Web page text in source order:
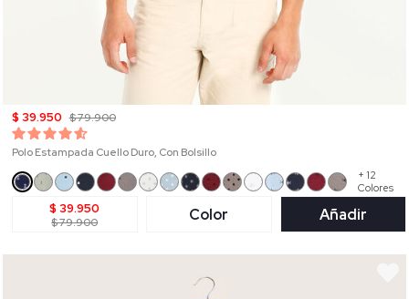
$ 39.950 $ 79.900
Polo Estampada Cuello Duro, Con Bolsillo
+ 12
Colores
$ 39.950
$ 79.900 Color Añadir